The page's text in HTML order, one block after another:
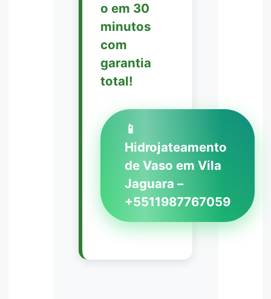
o em 30
minutos
com
garantia
total!
📱
Hidrojateamento
de Vaso em Vila
Jaguara –
+5511987767059